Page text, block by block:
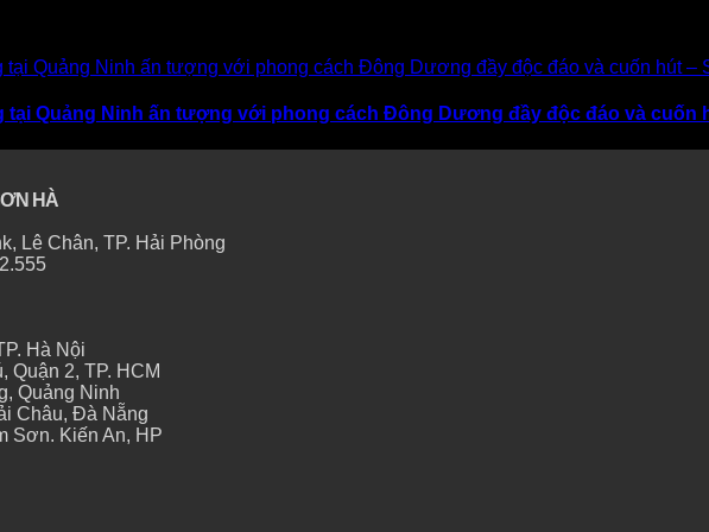
tại Quảng Ninh ấn tượng với phong cách Đông Dương đầy độc đáo và cuốn
HÀ
Lê Chân, TP. Hải Phòng
Hà Nội
Quận 2, TP. HCM
Quảng Ninh
Châu, Đà Nẵng
Sơn. Kiến An, HP